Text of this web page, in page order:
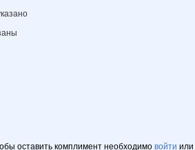
оставить комплимент необходимо войти или